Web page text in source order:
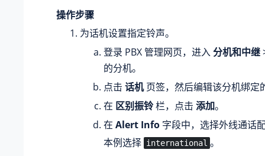
操作步骤
为话机设置指定铃声。
登录 PBX 管理网页，进入分机和中继
的分机。
点击 话机页签，然后编辑该分机绑定
在 区别振铃栏，点击 添加。
在 Alert Info 字段中，选择外线通话
本例选择 international 。